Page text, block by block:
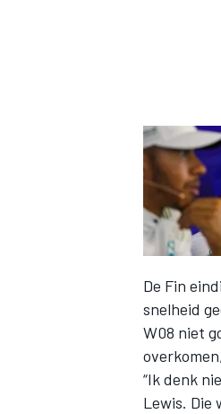
De Fin
snelheid
W08 niet
“Ik denk
Lewis. Die